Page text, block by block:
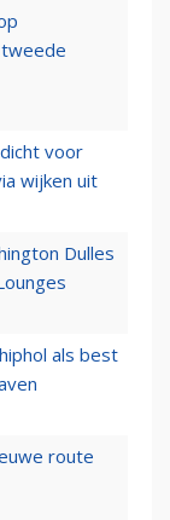
voor
wijken uit
Dulles
als best
route